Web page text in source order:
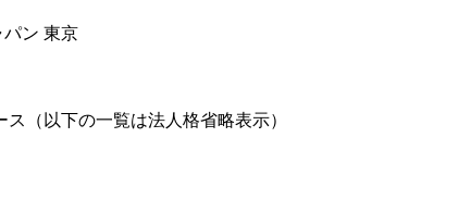
パン 東京
ス （以下の一覧は法人格省略表示）